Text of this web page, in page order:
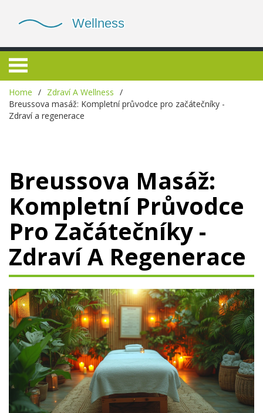
Home
Zdraví A Wellness
Breussova masáž: Kompletní průvodce pro začátečníky -
Zdraví a regenerace
Breussova Masáž:
Kompletní Průvodce
Pro Začátečníky -
Zdraví A Regenerace